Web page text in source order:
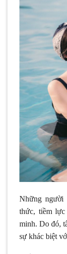
Những người
thức, tiềm
minh. Do đó,
sự khác biệt